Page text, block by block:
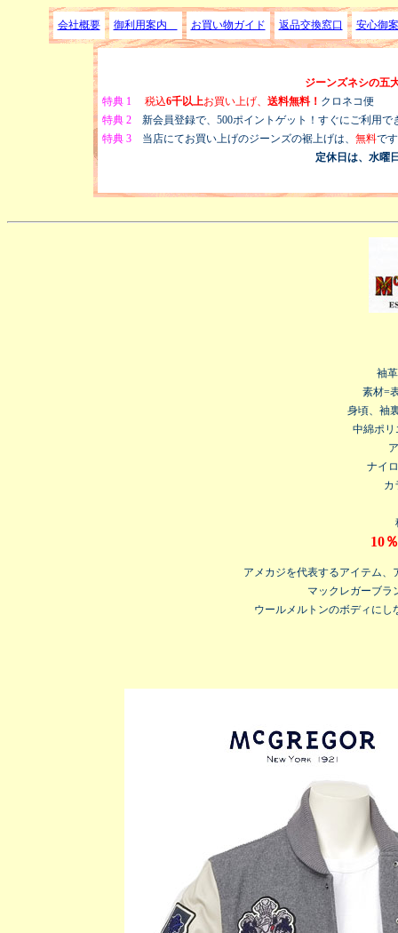
会社概要 御利用案内 お買い物ガイド 返品交換窓口 安心御
ジーンズネシの五
特典 1
税込6千以上お買い上げ、 送料無料！ クロネコ便
特典 2新会員登録で、500ポイントゲット！すぐにご利用で
特典 3当店にてお買い上げのジーンズの裾上げは、 無料で
定休日は、水曜
袖
素材=
身頃、袖
中綿ポ
ナイ
カ
10
アメカジを代表するアイテム
マックレガーブラ
ウールメルトンのボディに